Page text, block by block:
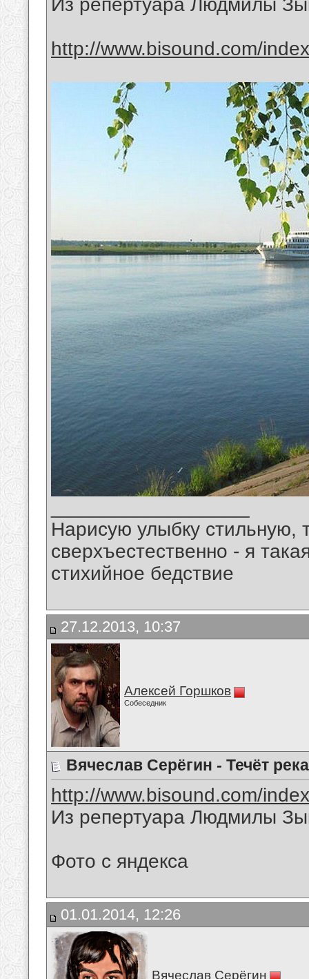
Из репертуара Людмилы
http://www.bisound.com/
Нарисую улыбку стильную,
сверхъестественно - я
стихийное бедствие
27.12.2013, 10:37
Алексей Горшков
Собеседник
Вячеслав Серёгин - Течёт
http://www.bisound.com/
Из репертуара Людмилы
Фото с яндекса
01.01.2014, 12:26
Вячеслав Серёгин